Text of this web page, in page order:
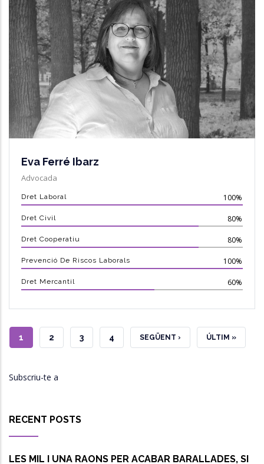
Eva Ferré Ibarz
Advocada
Dret Laboral 100%
Dret Civil 80%
Dret Cooperatiu 80%
Prevenció De Riscos Laborals 100%
Dret Mercantil 60%
PÀGINA
1 PAGE
2 PAGE
3 PAGE
4 PÀGINA
SEGÜENT › ÚLTIMA
ÚLTIM »
Subscriu-te a
RECENT POSTS
LES MIL I UNA RAONS PER ACABAR BARALLADES, SI